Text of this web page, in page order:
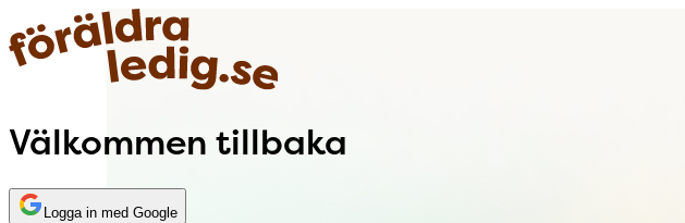
Välkommen tillbaka
Logga in med Google